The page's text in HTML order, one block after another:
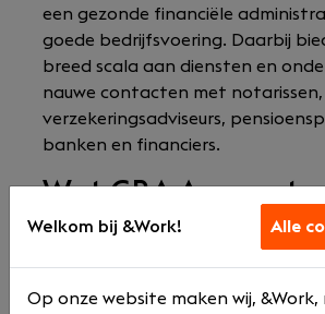
een gezonde financiële
goede bedrijfsvoering. Daarbij
breed scala aan diensten en
nauwe contacten met
verzekeringsadviseurs,
banken en financiers.
Wat GBA
GBA Accountants biedt een
Welkom bij &Work! Alle
Op onze website maken wij,